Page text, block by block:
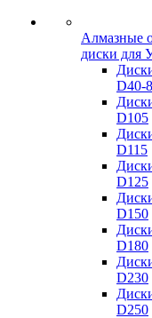
Алмазные
диски
D40-
D105
D115
D125
D150
D180
D230
D250